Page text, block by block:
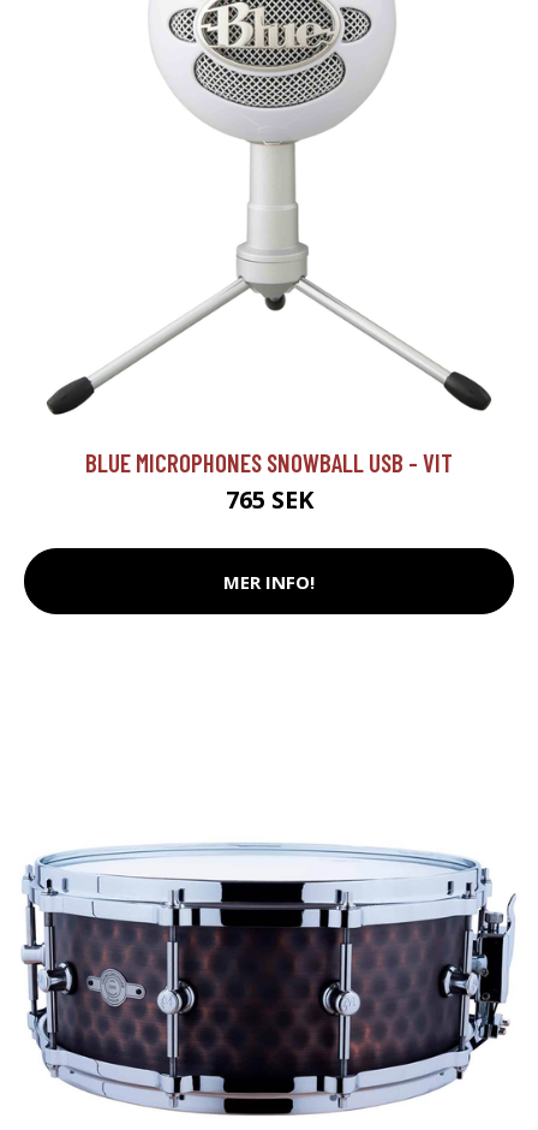
BLUE MICROPHONES SNOWBALL USB - VIT
765 SEK
MER INFO!